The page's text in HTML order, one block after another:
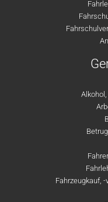
Fahrzeugkauf,